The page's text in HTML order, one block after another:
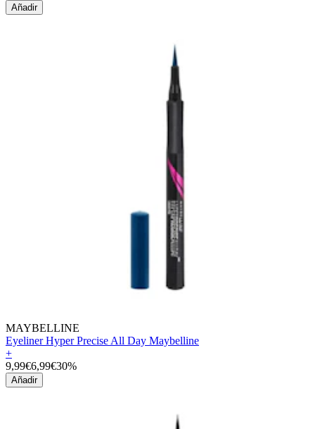
Añadir
MAYBELLINE
Eyeliner Hyper Precise All Day Maybelline
+
9,99€6,99€30%
Añadir